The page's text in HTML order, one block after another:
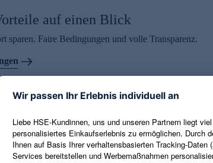
auf einen Blick
sparen. Faire Bedingungen und volle Transparenz.
€ Gutschein erhalten
abonnieren und aktuelle Trends,
E-Mail erhalten. Als Dankeschön
Gutschein. Eine Abmeldung ist jederzeit in
E-